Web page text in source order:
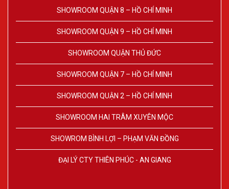
SHOWROOM QUẬN 8 – HỒ CHÍ MINH
SHOWROOM QUẬN 9 – HỒ CHÍ MINH
SHOWROOM QUẬN THỦ ĐỨC
SHOWROOM QUẬN 7 – HỒ CHÍ MINH
SHOWROOM QUẬN 2 – HỒ CHÍ MINH
SHOWROOM HAI TRÂM XUYÊN MỘC
SHOWROM BÌNH LỢI – PHẠM VĂN ĐỒNG
ĐẠI LÝ CTY THIÊN PHÚC - AN GIANG